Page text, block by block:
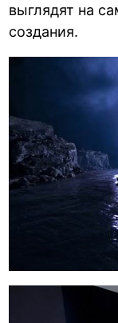
выглядят на
создания.